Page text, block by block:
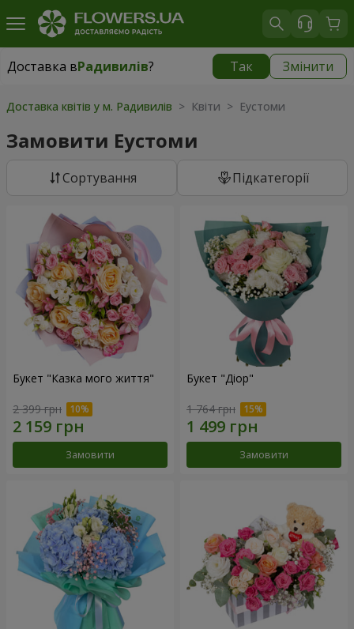
Доставка вРадивилів? Так Змінити
Доставка вРадивилів|
Доставка квітів у м. Радивилів > Квіти > Еустоми
Замовити Еустоми
Сортування Підкатегорії
Букет "Казка мого життя"
2 399 грн
Замовити
Букет "Діор"
1 764 грн
Замовити